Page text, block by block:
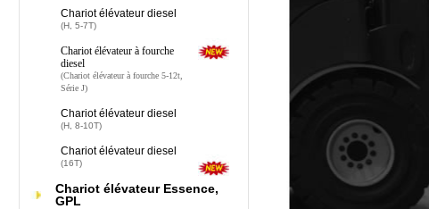
Chariot élévateur diesel
(H, 5-7T)
Chariot élévateur à fourche
diesel
(Chariot élévateur à fourche 5-12t,
Série J)
Chariot élévateur diesel
(H, 8-10T)
Chariot élévateur diesel
(16T)
Chariot élévateur Essence,
GPL